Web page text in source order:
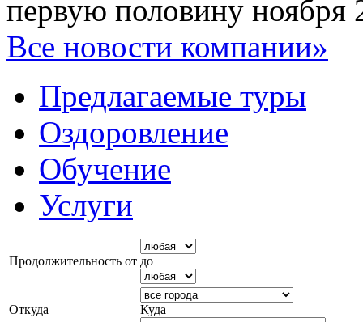
первую половину ноября
Все новости компании»
Предлагаемые туры
Оздоровление
Обучение
Услуги
Продолжительность от до
Откуда Куда